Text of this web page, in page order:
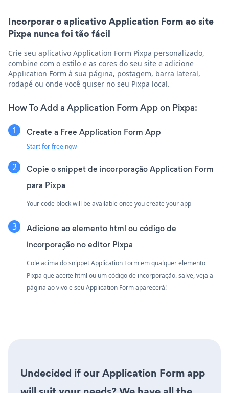
Incorporar o aplicativo Application Form ao site
Pixpa nunca foi tão fácil
Crie seu aplicativo Application Form Pixpa personalizado,
combine com o estilo e as cores do seu site e adicione
Application Form à sua página, postagem, barra lateral,
rodapé ou onde você quiser no seu Pixpa local.
How To Add a Application Form App on Pixpa:
Create a Free Application Form App
Start for free now
Copie o snippet de incorporação Application Form
para Pixpa
Your code block will be available once you create your app
Adicione ao elemento html ou código de
incorporação no editor Pixpa
Cole acima do snippet Application Form em qualquer elemento
Pixpa que aceite html ou um código de incorporação. salve, veja a
página ao vivo e seu Application Form aparecerá!
Undecided if our Application Form app